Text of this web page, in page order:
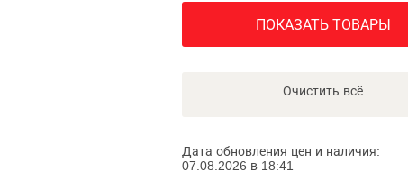
ПОКАЗАТЬ ТОВАРЫ
Очистить всё
Дата обновления цен и наличия:
07.08.2026 в 18:41